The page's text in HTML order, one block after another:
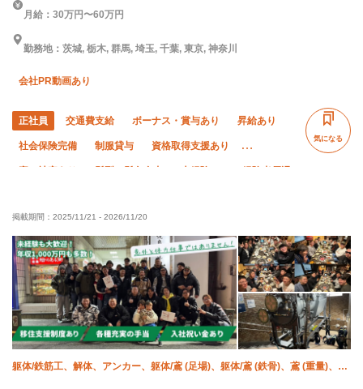
月給：30万円〜60万円
勤務地：茨城, 栃木, 群馬, 埼玉, 千葉, 東京, 神奈川
会社PR動画あり
正社員 交通費支給 ボーナス・賞与あり 昇給あり
社会保険完備 制服貸与 資格取得支援あり
寮・社宅あり 髪型・髪色自由 未経験OK 経験者優遇
車・バイク通勤OK 残業ゼロ
気になる
掲載期間： 2025/11/21 - 2026/11/20
躯体/鉄筋工、解体、アンカー、躯体/鳶 (足場)、躯体/鳶 (鉄骨)、鳶 (重量)、揚